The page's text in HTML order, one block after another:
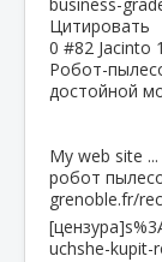
Цитировать
0 #82 Jacinto
Робот-
достойной
My web site
робот
grenoble.fr/
uchshe-kupit-